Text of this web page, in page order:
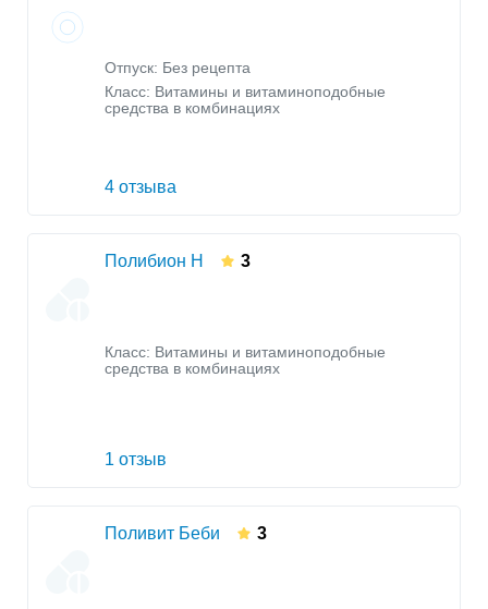
Отпуск: Без рецепта
Класс: Витамины и витаминоподобные
средства в комбинациях
4 отзыва
Полибион Н 3
Класс: Витамины и витаминоподобные
средства в комбинациях
1 отзыв
Поливит Беби 3